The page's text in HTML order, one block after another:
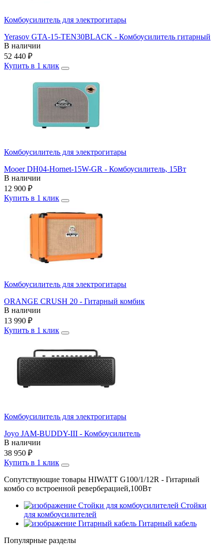
Комбоусилитель для электрогитары
Yerasov GTA-15-TEN30BLACK - Комбоусилитель гитарный
В наличии
52 440 ₽
Купить в 1 клик
Комбоусилитель для электрогитары
Mooer DH04-Hornet-15W-GR - Комбоусилитель, 15Вт
В наличии
12 900 ₽
Купить в 1 клик
Комбоусилитель для электрогитары
ORANGE CRUSH 20 - Гитарный комбик
В наличии
13 990 ₽
Купить в 1 клик
Комбоусилитель для электрогитары
Joyo JAM-BUDDY-III - Комбоусилитель
В наличии
38 950 ₽
Купить в 1 клик
Сопутствующие товары HIWATT G100/1/12R - Гитарный
комбо со встроенной реверберацией,100Вт
Стойки
для комбоусилителей
Гитарный кабель
Популярные разделы